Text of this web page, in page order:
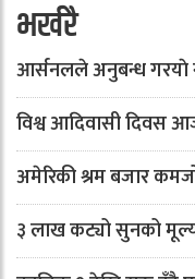
भर्खरै
आर्सनलले अनुबन्ध गरयाे
विश्व आदिवासी दिवस
अमेरिकी श्रम बजार
३ लाख कट्यो सुनको